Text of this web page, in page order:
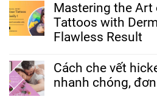
Mastering the Art
Tattoos with
Flawless Result
Cách che vết
nhanh chóng,